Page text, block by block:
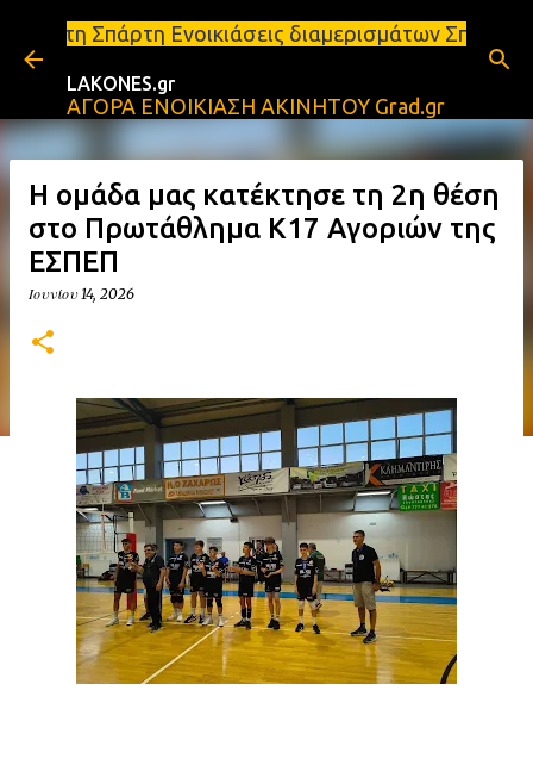
Μετάβαση στο κύριο περιεχόμενο
διαμερισμάτων Σπάρτη και
LAKONES.gr
ΑΓΟΡΑ ΕΝΟΙΚΙΑΣΗ ΑΚΙΝΗΤΟΥ Grad.gr
Η ομάδα μας κατέκτησε τη 2η θέση
στο Πρωτάθλημα Κ17 Αγοριών της
ΕΣΠΕΠ
Ιουνίου 14, 2026